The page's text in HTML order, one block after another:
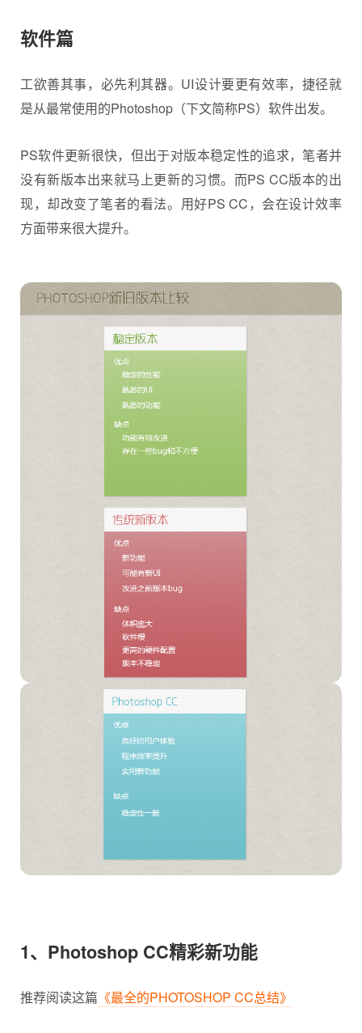
软件篇
工欲善其事，必先利其器。UI设计要更有效率，捷径就
是从最常使用的Photoshop（下文简称PS）软件出发。
PS软件更新很快，但出于对版本稳定性的追求，笔者并
没有新版本出来就马上更新的习惯。而PS CC版本的出
现，却改变了笔者的看法。用好PS CC，会在设计效率
方面带来很大提升。
1、Photoshop CC精彩新功能
推荐阅读这篇 《最全的PHOTOSHOP CC总结》